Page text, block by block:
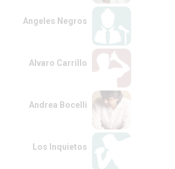
Angeles Negros
Alvaro Carrillo
Andrea Bocelli
Los Inquietos